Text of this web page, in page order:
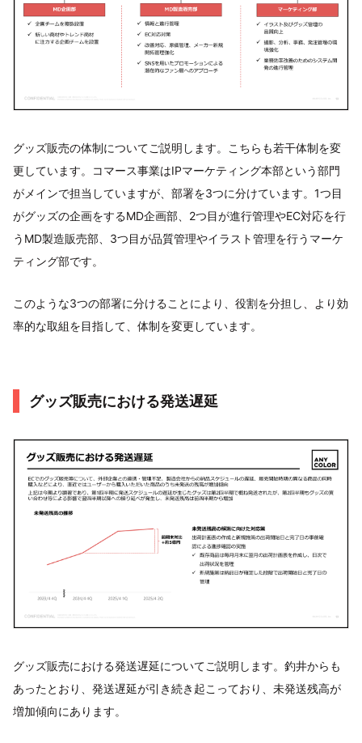
グッズ販売の体制についてご説明します。こちらも若干体制を変
更しています。コマース事業はIPマーケティング本部という部門
がメインで担当していますが、部署を3つに分けています。1つ目
がグッズの企画をするMD企画部、2つ目が進行管理やEC対応を行
うMD製造販売部、3つ目が品質管理やイラスト管理を行うマーケ
ティング部です。
このような3つの部署に分けることにより、役割を分担し、より効
率的な取組を目指して、体制を変更しています。
グッズ販売における発送遅延
グッズ販売における発送遅延についてご説明します。釣井からも
あったとおり、発送遅延が引き続き起こっており、未発送残高が
増加傾向にあります。